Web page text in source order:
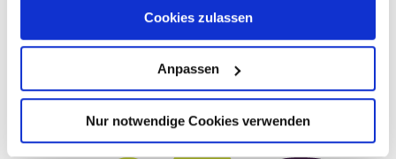
Cookies zulassen
Anpassen
Nur notwendige Cookies verwenden